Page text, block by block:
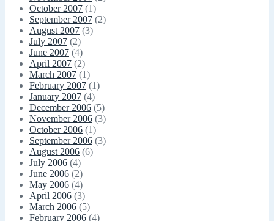
October 2007 (1)
September 2007 (2)
August 2007 (3)
July 2007 (2)
June 2007 (4)
April 2007 (2)
March 2007 (1)
February 2007 (1)
January 2007 (4)
December 2006 (5)
November 2006 (3)
October 2006 (1)
September 2006 (3)
August 2006 (6)
July 2006 (4)
June 2006 (2)
May 2006 (4)
April 2006 (3)
March 2006 (5)
February 2006 (4)